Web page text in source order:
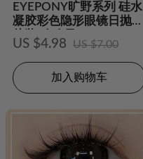
EYEPONY旷野系列 硅水
凝胶彩色隐形眼镜日抛2
片装-吹吹风
US $4.98 US $7.00
加入购物车